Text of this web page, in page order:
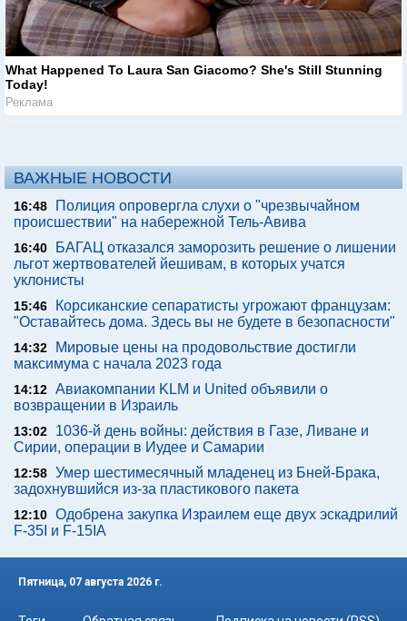
What Happened To Laura San Giacomo? She's Still Stunning
Today!
Реклама
ВАЖНЫЕ НОВОСТИ
16:48
Полиция опровергла слухи о "чрезвычайном
происшествии" на набережной Тель-Авива
16:40
БАГАЦ отказался заморозить решение о лишении
льгот жертвователей йешивам, в которых учатся
уклонисты
15:46
Корсиканские сепаратисты угрожают французам:
"Оставайтесь дома. Здесь вы не будете в безопасности"
14:32
Мировые цены на продовольствие достигли
максимума с начала 2023 года
14:12 Авиакомпании KLM и United объявили о
возвращении в Израиль
13:02
1036-й день войны: действия в Газе, Ливане и
Сирии, операции в Иудее и Самарии
12:58 Умер шестимесячный младенец из Бней-Брака,
задохнувшийся из-за пластикового пакета
12:10 Одобрена закупка Израилем еще двух эскадрилий
F-35I и F-15IA
Пятница, 07 августа 2026 г.